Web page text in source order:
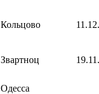
Кольцово
Звартноц
Одесса